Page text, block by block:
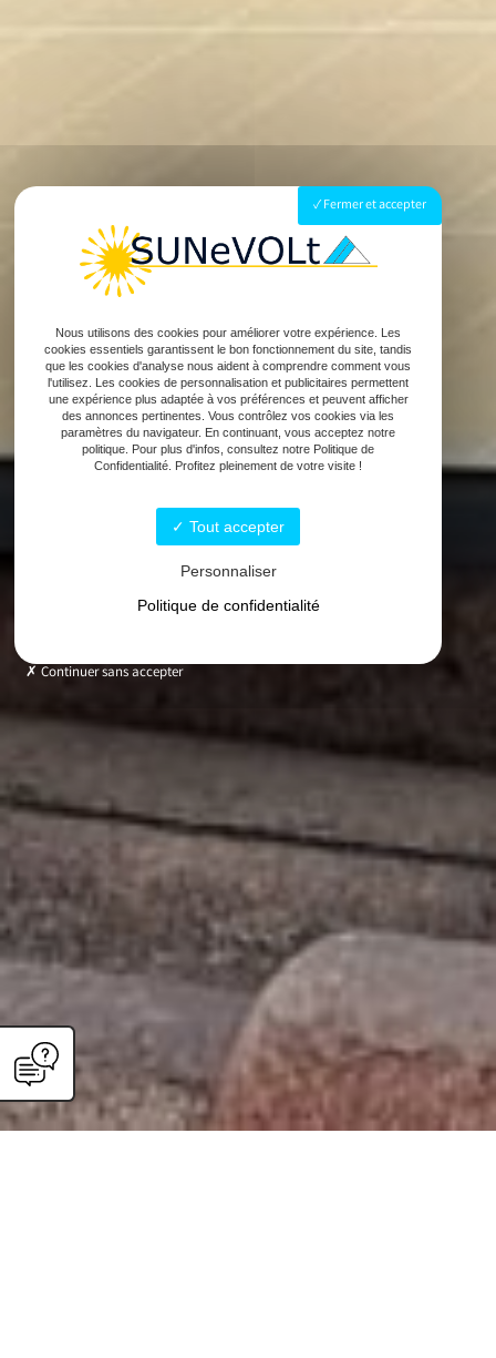
Fermer et accepter
Nous utilisons des cookies pour améliorer votre expérience. Les
cookies essentiels garantissent le bon fonctionnement du site, tandis
que les cookies d'analyse nous aident à comprendre comment vous
l'utilisez. Les cookies de personnalisation et publicitaires permettent
une expérience plus adaptée à vos préférences et peuvent afficher
des annonces pertinentes. Vous contrôlez vos cookies via les
paramètres du navigateur. En continuant, vous acceptez notre
politique. Pour plus d'infos, consultez notre Politique de
Confidentialité. Profitez pleinement de votre visite !
Tout accepter
Personnaliser
Politique de confidentialité
Continuer sans accepter